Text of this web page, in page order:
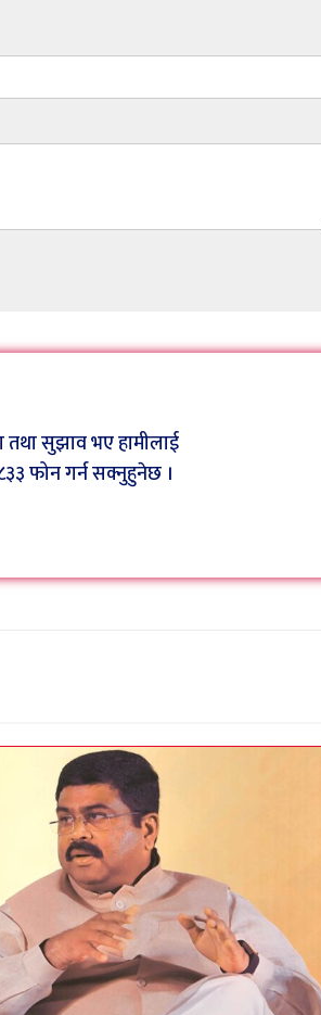
तथा सुझाव भए हामीलाई
फोन गर्न सक्नुहुनेछ ।